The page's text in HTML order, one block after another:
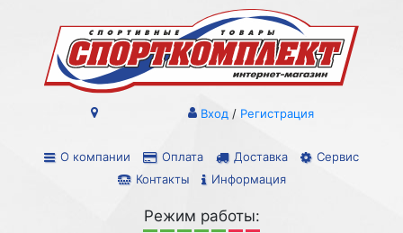
О компании Оплата Доставка
Сервис
Контакты
Информация
Вход / Регистрация
Режим работы: